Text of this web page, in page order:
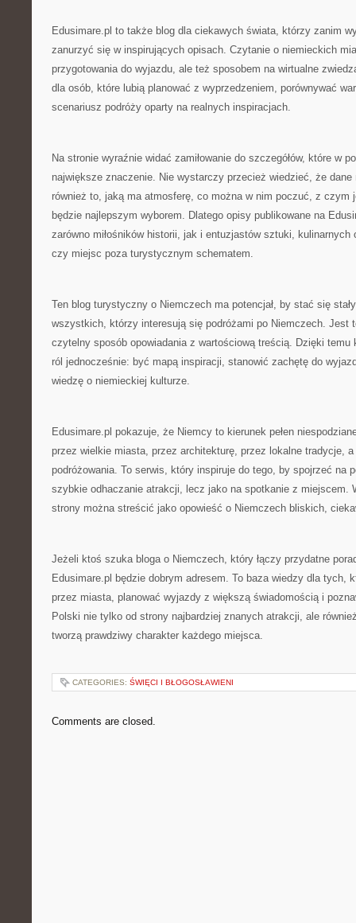
Edusimare.pl to także blog dla ciekawych świata, którzy zanim
zanurzyć się w inspirujących opisach. Czytanie o niemieckich
przygotowania do wyjazdu, ale też sposobem na wirtualne
dla osób, które lubią planować z wyprzedzeniem, porównywać
scenariusz podróży oparty na realnych inspiracjach.
Na stronie wyraźnie widać zamiłowanie do szczegółów, które w
największe znaczenie. Nie wystarczy przecież wiedzieć, że
również to, jaką ma atmosferę, co można w nim poczuć, z czym
będzie najlepszym wyborem. Dlatego opisy publikowane na
zarówno miłośników historii, jak i entuzjastów sztuki,
czy miejsc poza turystycznym schematem.
Ten blog turystyczny o Niemczech ma potencjał, by stać się
wszystkich, którzy interesują się podróżami po Niemczech. Jest
czytelny sposób opowiadania z wartościową treścią. Dzięki temu
ról jednocześnie: być mapą inspiracji, stanowić zachętę do
wiedzę o niemieckiej kulturze.
Edusimare.pl pokazuje, że Niemcy to kierunek pełen
przez wielkie miasta, przez architekturę, przez lokalne tradycje, a
podróżowania. To serwis, który inspiruje do tego, by spojrzeć na
szybkie odhaczanie atrakcji, lecz jako na spotkanie z miejscem.
strony można streścić jako opowieść o Niemczech bliskich,
Jeżeli ktoś szuka bloga o Niemczech, który łączy przydatne
Edusimare.pl będzie dobrym adresem. To baza wiedzy dla tych,
przez miasta, planować wyjazdy z większą świadomością i
Polski nie tylko od strony najbardziej znanych atrakcji, ale
tworzą prawdziwy charakter każdego miejsca.
CATEGORIES: ŚWIĘCI I BŁOGOSŁAWIENI
Comments are closed.